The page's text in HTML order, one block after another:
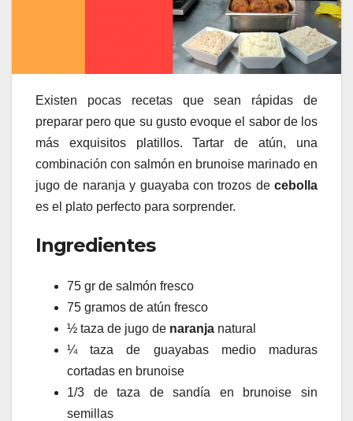
Existen pocas recetas que sean rápidas de
preparar pero que su gusto evoque el sabor de los
más exquisitos platillos. Tartar de atún, una
combinación con salmón en brunoise marinado en
jugo de naranja y guayaba con trozos de cebolla
es el plato perfecto para sorprender.
Ingredientes
75 gr de salmón fresco
75 gramos de atún fresco
½ taza de jugo de naranja natural
¼ taza de guayabas medio maduras
cortadas en brunoise
1/3 de taza de sandía en brunoise sin
semillas